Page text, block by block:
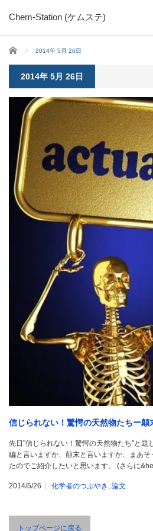
Chem-Station (ケムステ)
ホーム 2014年 5月 26日
2014年 5月 26日
信じられない！驚愕の天然物たちー顛
先日"信じられない！驚愕の天然物たち"と題
編と言いますか、顛末と言いますか、まあ
たのでご紹介したいと思います。 (さらに
2014/5/26 化学者のつぶやき , 論文
トップページに戻る